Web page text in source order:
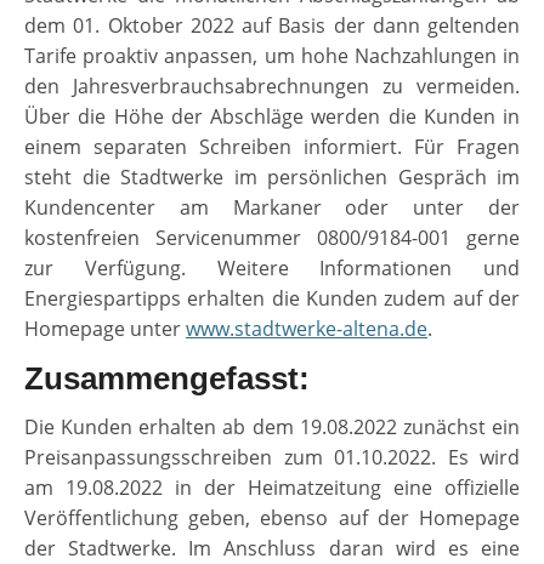
dem 01. Oktober 2022 auf Basis der dann geltenden
Tarife proaktiv anpassen, um hohe Nachzahlungen in
den Jahresverbrauchsabrechnungen zu vermeiden.
Über die Höhe der Abschläge werden die Kunden in
einem separaten Schreiben informiert. Für Fragen
steht die Stadtwerke im persönlichen Gespräch im
Kundencenter am Markaner oder unter der
kostenfreien Servicenummer 0800/9184-001 gerne
zur Verfügung. Weitere Informationen und
Energiespartipps erhalten die Kunden zudem auf der
Homepage unterwww.stadtwerke-altena.de.
Zusammengefasst:
Die Kunden erhalten ab dem 19.08.2022 zunächst ein
Preisanpassungsschreiben zum 01.10.2022. Es wird
am 19.08.2022 in der Heimatzeitung eine offizielle
Veröffentlichung geben, ebenso auf der Homepage
der Stadtwerke. Im Anschluss daran wird es eine